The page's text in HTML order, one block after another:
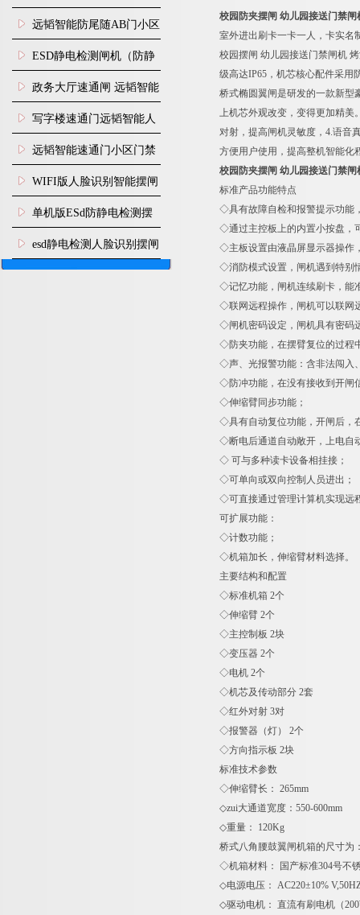
机
远韬智能防尾随AB门小区
门禁闸机安装
​ESD静电检测闸机（防静
电门禁通道系统）
政务大厅速通闸 远韬智能
防尾随静音速通门
写字楼速通门远韬智能人
脸识别快速通道闸
远韬智能速通门小区门禁
闸机食堂消费摆闸
WIFI版人脸识别智能摆闸
机
单机版ESd防静电检测摆
闸机
esd静电检测人脸识别摆闸
安装
校园防夹摆闸 幼儿园接送门禁闸
室外进出刷卡一卡一人，卡实名
校园摆闸 幼儿园接送门禁闸机
级高达IP65，机芯核心配件采用
桥式椭圆翼闸是研发的一款新型
上机芯外观改变，变得更加精美
对射，提高闸机灵敏度，4.语音
方便用户使用，提高整机智能化
校园防夹摆闸 幼儿园接送门禁闸
标准产品功
◇具有故障自检和报警提示功能
◇通过主控板上的内置小按盘，
◇主板设置由液晶屏显示器操作
◇消防模式设置，闸机遇到特别
◇记忆功能，闸机连续刷卡，能
◇联网远程操作，闸机可以联网
◇闸机密码设定，闸机具有密码
◇防夹功能，在摆臂复位的过程
◇声、光报警功能：含非法闯入
◇防冲功能，在没有接收到开闸
◇伸缩臂同步功能；
◇具有自动复位功能，开闸后，
◇断电后通道自动敞开，上电自
◇ 可与多种读卡设备相挂接；
◇可单向或双向控制人员进出；
◇可直接通过管理计算机实现远
可扩展功能：
◇计数功能；
◇机箱加长，伸缩臂材料选择
主要结构和配置
◇标准机箱 2个
◇伸缩臂 2个
◇主控制板 2块
◇变压器 2个
◇电机 2个
◇机芯及传动部分 2套
◇红外对射 3对
◇报警器（灯） 2个
◇方向指示板 2块
标准技
◇伸缩臂长： 265mm
◇zui大通道宽度：550-600mm
◇重量： 120Kg
桥式八角腰鼓翼闸机箱的尺寸为
◇机箱材料： 国产标准304号不
◇电源电压： AC220±10%
◇驱动电机： 直流有刷电机（